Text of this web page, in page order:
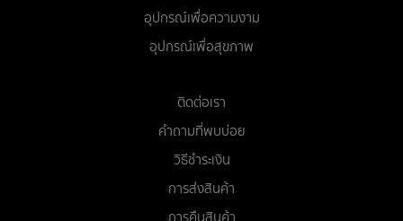
อุปกรณ์เพื่อความงาม
อุปกรณ์เพื่อสุขภาพ
ติดต่อเรา
คำถามที่พบบ่อย
วิธีชำระเงิน
การส่งสินค้า